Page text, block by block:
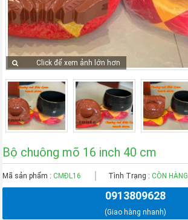
Click để xem ảnh lớn hơn
Bộ chuông mõ 16 inch 40 cm
Mã sản phẩm :CMĐL16 Tình Trạng : CÒN HÀNG
0913809628
(Giao hàng nhanh)